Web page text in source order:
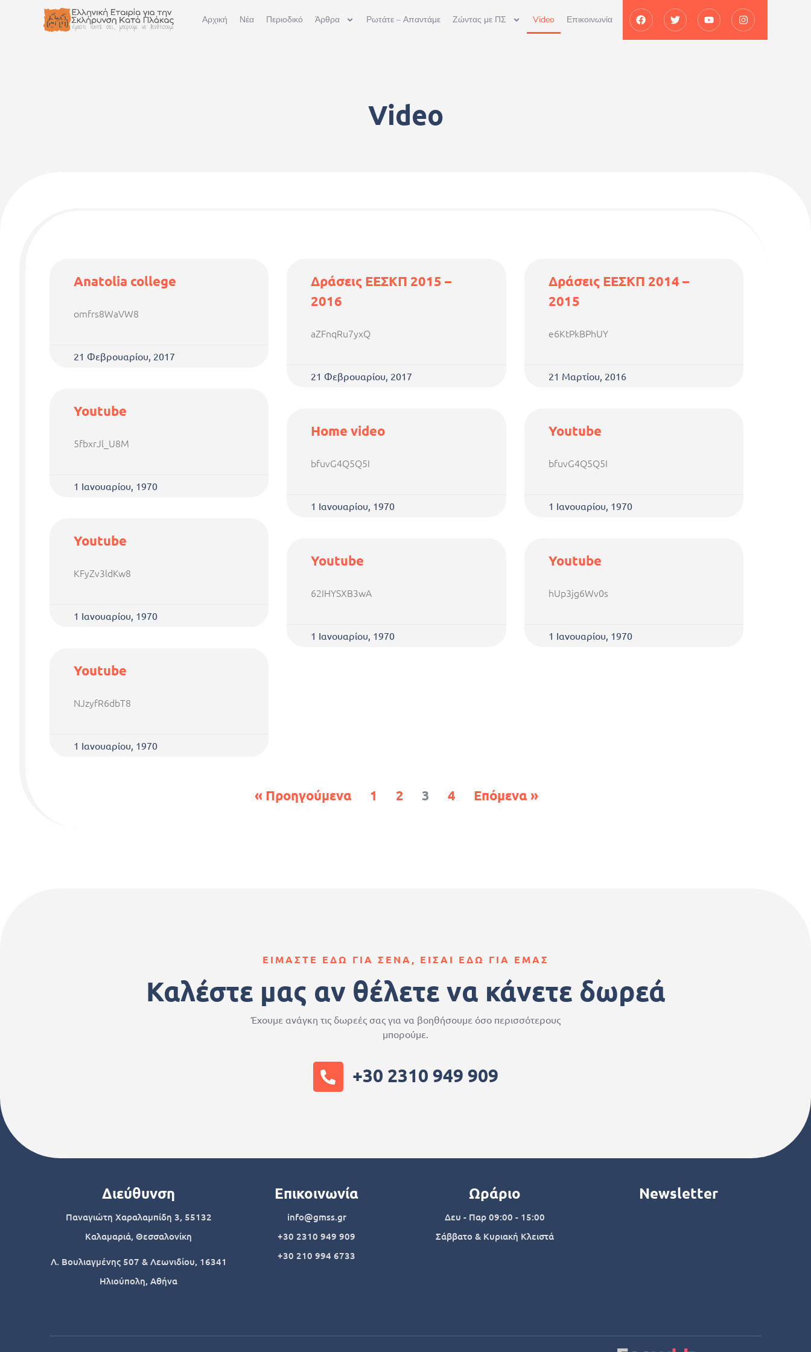
Αρχική Νέα Περιοδικό Άρθρα Ρωτάτε – Απαντάμε Ζώντας με ΠΣ Video Επικοινωνία
Video
Anatolia college
omfrs8WaVW8
21 Φεβρουαρίου, 2017
Δράσεις ΕΕΣΚΠ 2015 –
2016
aZFnqRu7yxQ
21 Φεβρουαρίου, 2017
Δράσεις ΕΕΣΚΠ 2014 –
2015
e6KtPkBPhUY
21 Μαρτίου, 2016
Youtube
5fbxrJl_U8M
1 Ιανουαρίου, 1970
Home video
bfuvG4Q5Q5I
1 Ιανουαρίου, 1970
Youtube
bfuvG4Q5Q5I
1 Ιανουαρίου, 1970
Youtube
KFyZv3ldKw8
1 Ιανουαρίου, 1970
Youtube
62IHYSXB3wA
1 Ιανουαρίου, 1970
Youtube
hUp3jg6Wv0s
1 Ιανουαρίου, 1970
Youtube
NJzyfR6dbT8
1 Ιανουαρίου, 1970
« Προηγούμενα 1 2 3 4 Επόμενα »
ΕΙΜΑΣΤΕ ΕΔΩ ΓΙΑ ΣΕΝΑ, ΕΙΣΑΙ ΕΔΩ ΓΙΑ ΕΜΑΣ
Καλέστε μας αν θέλετε να κάνετε δωρεά
Έχουμε ανάγκη τις δωρεές σας για να βοηθήσουμε όσο περισσότερους
μπορούμε.
+30 2310 949 909
Διεύθυνση
Παναγιώτη Χαραλαμπίδη 3, 55132
Καλαμαριά, Θεσσαλονίκη
Λ. Βουλιαγμένης 507 & Λεωνιδίου, 16341
Ηλιούπολη, Αθήνα
Επικοινωνία
info@gmss.gr
+30 2310 949 909
+30 210 994 6733
Ωράριο
Δευ - Παρ 09:00 - 15:00
Σάββατο & Κυριακή Κλειστά
Newsletter